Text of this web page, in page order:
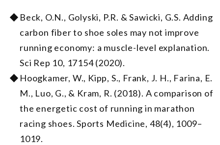
Beck, O.N., Golyski, P.R. & Sawicki, G.S. Adding
carbon fiber to shoe soles may not improve
running economy: a muscle-level explanation.
Sci Rep 10, 17154 (2020).
Hoogkamer, W., Kipp, S., Frank, J. H., Farina, E.
M., Luo, G., & Kram, R. (2018). A comparison of
the energetic cost of running in marathon
racing shoes. Sports Medicine, 48(4), 1009–
1019.